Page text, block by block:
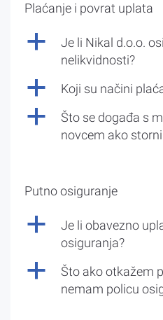
Plaćanje i povrat uplata
a
Je li Nikal d.o.o.
nelikvidnosti?
a Koji su načini
a
Što se događa s
novcem ako
Putno osiguranje
a
Je li obavezno
osiguranja?
a
Što ako otkažem
nemam policu